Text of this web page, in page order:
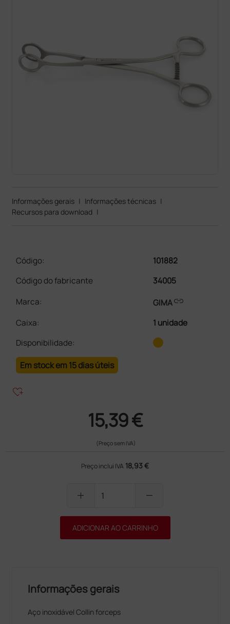
Informações gerais | Informações técnicas |
Recursos para download |
Código:
101882
Código do fabricante
34005
Marca:
GIMAlink
Caixa:
1 unidade
Disponibilidade:
Em stock em 15 dias úteis
heart_plus
15,39 €
(Preço sem IVA)
Preço inclui IVA 18,93 €
add remove
ADICIONAR AO CARRINHO
Informações gerais
Aço inoxidável Collin forceps